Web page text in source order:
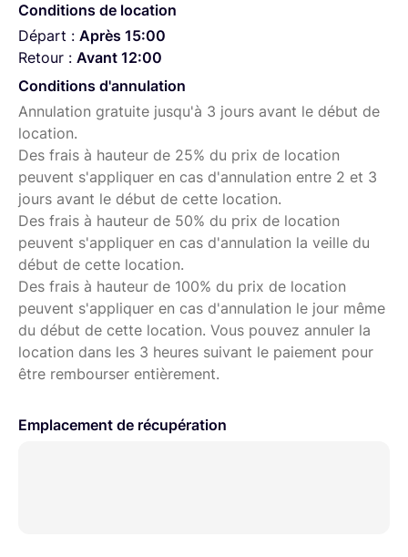
Alimentation fantôme +48 V commutable
Section d'effets avec 8 programmes différents
6 pads assignables pour les jingles, intros, outros
4 sorties casque sur Jack TRS 6,3 mm pour le
mixage principal et 3 mixages de monitoring
Sortie stéréo symétrique sur XLR
7 mémoires de scènes pour les mixages
Fonctionnement avec 4 piles AA possible (piles
optionnelles non fournies)
Enregistre jusqu'à 12 pistes sur carte SD ou
ordinateur (USB) à 24-bit / 96 kHz maximum
Enregistrement simultané sur carte SD et
ordinateur possible avec un maximum de 24 bits /
Interface audio USB intégrée avec 12 entrées et 4
Conditions de location
Départ : Après 15:00
Retour : Avant 12:00
Conditions d'annulation
Annulation gratuite jusqu'à 3 jours avant le début de
location.
Des frais à hauteur de 25% du prix de location
peuvent s'appliquer en cas d'annulation entre 2 et 3
jours avant le début de cette location.
Des frais à hauteur de 50% du prix de location
peuvent s'appliquer en cas d'annulation la veille du
début de cette location.
Des frais à hauteur de 100% du prix de location
peuvent s'appliquer en cas d'annulation le jour même
du début de cette location. Vous pouvez annuler la
location dans les 3 heures suivant le paiement pour
être rembourser entièrement.
Emplacement de récupération